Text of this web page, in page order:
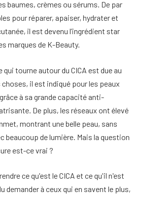
baumes, crèmes ou sérums. De par
pour réparer, apaiser, hydrater et
il est devenu l’ingrédient star
marques de K-Beauty.
qui tourne autour du CICA est due au
il est indiqué pour les peaux
à sa grande capacité anti-
De plus, les réseaux ont élevé
montrant une belle peau, sans
beaucoup de lumière. Mais la question
est-ce vrai ?
ce qu'est le CICA et ce qu'il n'est
demander à ceux qui en savent le plus,